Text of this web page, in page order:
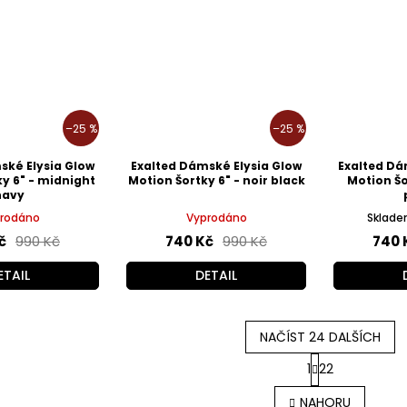
–25 %
Elysia Glow
6" - midnight
990 Kč
–25 %
Exalted Dámské Elysia Glow
Motion Šortky 6" - noir black
Vyprodáno
740 Kč 990 Kč
DETAIL
Exalted
Motion
740
O
v
NAČÍST 24 DALŠÍCH
S
t
r
1 22
NAHORU